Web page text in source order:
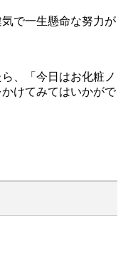
で一生懸命な努力が
、「今日はお化粧ノ
けてみてはいかがで